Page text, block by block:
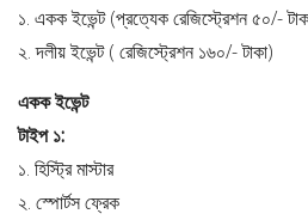
১. একক ইভেন্ট (প্রত্যেক রেজিস্ট্রেশন ৫০/-
২. দলীয় ইভেন্ট ( রেজিস্ট্রেশন ১৬০/- টাকা)
একক ইভেন্ট
টাইপ ১:
১. হিস্ট্রি মাস্টার
২. স্পোর্টস ফ্রেক